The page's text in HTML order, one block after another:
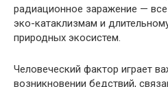
радиационное заражение —
эко-катаклизмам и
природных экосистем.
Человеческий фактор играет
возникновении бедствий,